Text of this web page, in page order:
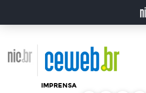
o
IMPRENSA